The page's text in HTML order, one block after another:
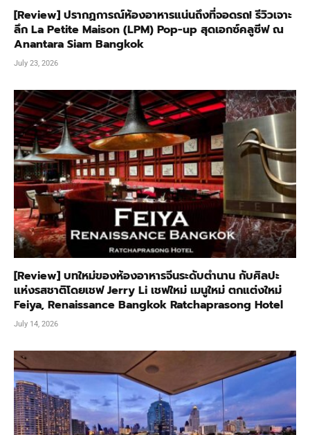
[Review] ปรากฏการณ์ห้องอาหารแน่นถึงที่จอดรถ! รีวิวเจาะ
ลึก La Petite Maison (LPM) Pop-up สุดเอกซ์คลูซีฟ ณ
Anantara Siam Bangkok
July 23, 2026
[Review] บทใหม่ของห้องอาหารจีนระดับตำนาน กับศิลปะ
แห่งรสชาติโดยเชฟ Jerry Li เชฟใหม่ เมนูใหม่ ตกแต่งใหม่
Feiya, Renaissance Bangkok Ratchaprasong Hotel
July 14, 2026